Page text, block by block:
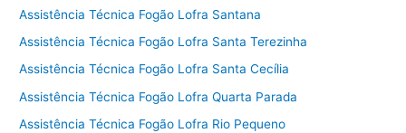
Assistência Técnica Fogão Lofra Santana
Assistência Técnica Fogão Lofra Santa Terezinha
Assistência Técnica Fogão Lofra Santa Cecília
Assistência Técnica Fogão Lofra Quarta Parada
Assistência Técnica Fogão Lofra Rio Pequeno